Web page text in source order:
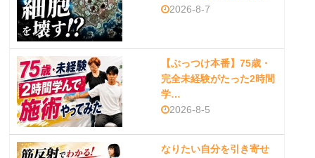
2026-8-7
【ぶっつけ本番】75歳・
完全未経験がたった2時間
学…
2026-8-5
なりたい自分を引き寄せ